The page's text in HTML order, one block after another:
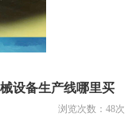
设备生产线哪里买
浏览次数： 48次